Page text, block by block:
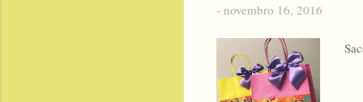
- novembro 16, 2016